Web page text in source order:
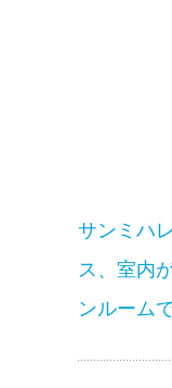
サンミハ
ス、室内
ンルーム